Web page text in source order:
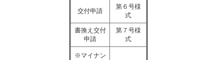
交付申請
第６号様
式
書換え交付
申請
第７号様
式
※マイナン